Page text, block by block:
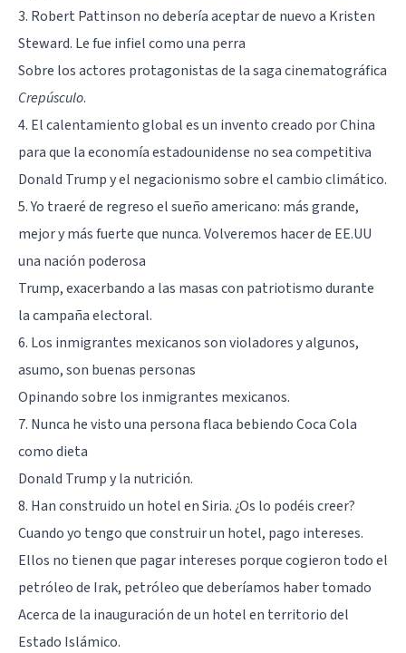
3. Robert Pattinson no debería aceptar de nuevo a Kristen
Steward. Le fue infiel como una perra
Sobre los actores protagonistas de la saga cinematográfica
Crepúsculo.
4. El calentamiento global es un invento creado por China
para que la economía estadounidense no sea competitiva
Donald Trump y el negacionismo sobre el cambio climático.
5. Yo traeré de regreso el sueño americano: más grande,
mejor y más fuerte que nunca. Volveremos hacer de EE.UU
una nación poderosa
Trump, exacerbando a las masas con patriotismo durante
la campaña electoral.
6. Los inmigrantes mexicanos son violadores y algunos,
asumo, son buenas personas
Opinando sobre los inmigrantes mexicanos.
7. Nunca he visto una persona flaca bebiendo Coca Cola
como dieta
Donald Trump y la nutrición.
8. Han construido un hotel en Siria. ¿Os lo podéis creer?
Cuando yo tengo que construir un hotel, pago intereses.
Ellos no tienen que pagar intereses porque cogieron todo el
petróleo de Irak, petróleo que deberíamos haber tomado
Acerca de la inauguración de un hotel en territorio del
Estado Islámico.